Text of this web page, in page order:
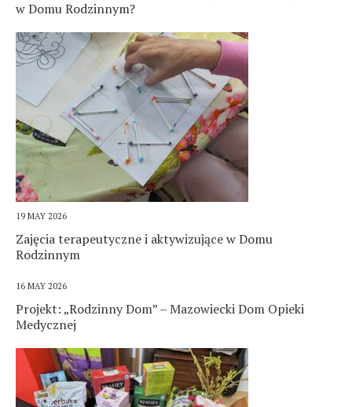
w Domu Rodzinnym?
19 MAY 2026
Zajęcia terapeutyczne i aktywizujące w Domu
Rodzinnym
16 MAY 2026
Projekt: „Rodzinny Dom” – Mazowiecki Dom Opieki
Medycznej